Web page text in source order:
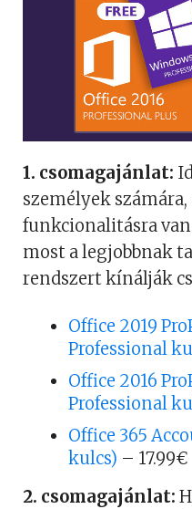
1. csomagajánlat:
személyek
funkcionalitásra
most a legjobbnak
rendszert kínálják
Office 2019
Professional
Office 2016
Professional
Office 365
kulcs) – 17.99€
2. csomagajánlat: